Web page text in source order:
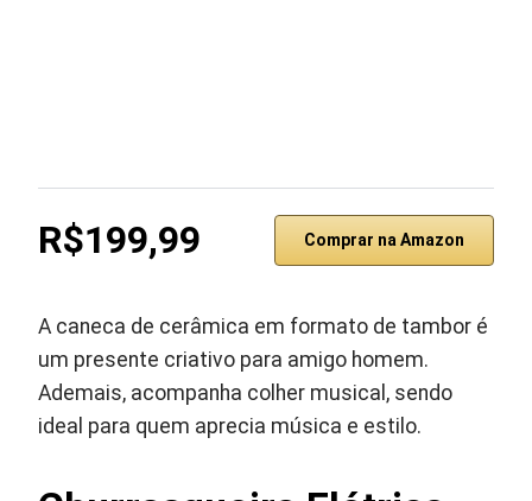
R$199,99 Comprar na Amazon
A caneca de cerâmica em formato de tambor é
um presente criativo para amigo homem.
Ademais, acompanha colher musical, sendo
ideal para quem aprecia música e estilo.